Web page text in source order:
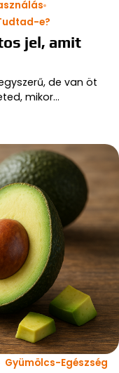
e?
jel, amit
de van öt
mikor…
Gyümölcs-Egészség